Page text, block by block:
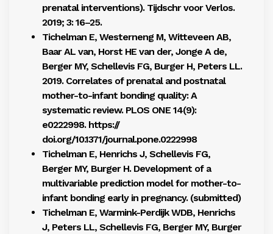
prenatal interventions). Tijdschr voor Verlos.
2019; 3: 16–25.
Tichelman E, Westerneng M, Witteveen AB,
Baar AL van, Horst HE van der, Jonge A de,
Berger MY, Schellevis FG, Burger H, Peters LL.
2019. Correlates of prenatal and postnatal
mother-to-infant bonding quality: A
systematic review. PLOS ONE 14(9):
e0222998. https://
doi.org/10.1371/journal.pone.0222998
Tichelman E, Henrichs J, Schellevis FG,
Berger MY, Burger H. Development of a
multivariable prediction model for mother-to-
infant bonding early in pregnancy. (submitted)
Tichelman E, Warmink-Perdijk WDB, Henrichs
J, Peters LL, Schellevis FG, Berger MY, Burger